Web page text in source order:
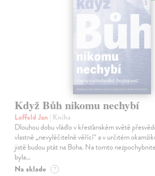
Když Bůh nikomu nechybí
Loffeld Jan | Kniha
Dlouhou dobu vládlo v křesťanském světě
vlastně „nevyléčitelně věřící“ a v určitém
jistě budou ptát na Boha. Na tomto
byla…
Na sklade ?